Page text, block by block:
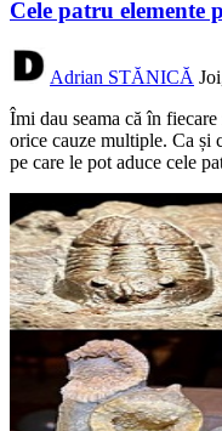
Cele patru elemente
Adrian STĂNICĂ
Îmi dau seama că în
orice cauze multiple. Ca și
pe care le pot aduce cele